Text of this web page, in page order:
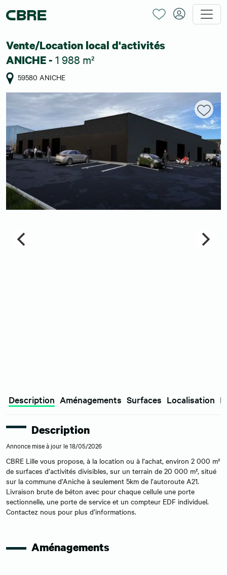
Vente/Location local d'activités
ANICHE - 1 988 m²
59580 ANICHE
Description Aménagements Surfaces Localisation
Description
Annonce mise à jour le 18/05/2026
CBRE Lille vous propose, à la location ou à l’achat, environ 2 000 m²
de surfaces d’activités divisibles, sur un terrain de 20 000 m², situé
sur la commune d’Aniche à seulement 5km de l’autoroute A21.
Livraison brute de béton avec pour chaque cellule une porte
sectionnelle, une porte de service et un compteur EDF individuel.
Contactez nous pour plus d’informations.
Aménagements